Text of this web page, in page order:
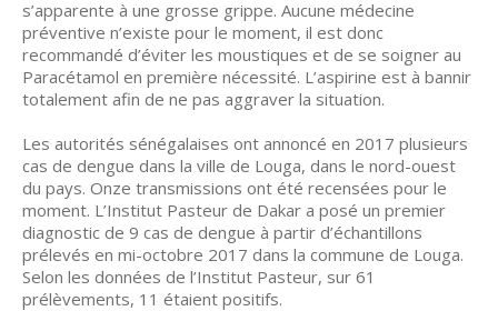
s’apparente à une grosse grippe. Aucune médecine
préventive n’existe pour le moment, il est donc
recommandé d’éviter les moustiques et de se soigner au
Paracétamol en première nécessité. L’aspirine est à bannir
totalement afin de ne pas aggraver la situation.
Les autorités sénégalaises ont annoncé en 2017 plusieurs
cas de dengue dans la ville de Louga, dans le nord-ouest
du pays. Onze transmissions ont été recensées pour le
moment. L’Institut Pasteur de Dakar a posé un premier
diagnostic de 9 cas de dengue à partir d’échantillons
prélevés en mi-octobre 2017 dans la commune de Louga.
Selon les données de l’Institut Pasteur, sur 61
prélèvements, 11 étaient positifs.